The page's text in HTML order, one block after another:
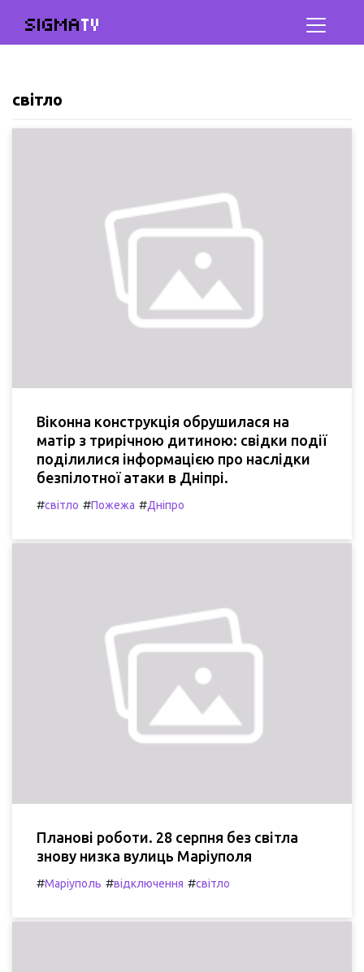
SIGMATV
світло
Віконна конструкція обрушилася на
матір з трирічною дитиною: свідки події
поділилися інформацією про наслідки
безпілотної атаки в Дніпрі.
#світло #Пожежа #Дніпро
Планові роботи. 28 серпня без світла
знову низка вулиць Маріуполя
#Маріуполь #відключення #світло